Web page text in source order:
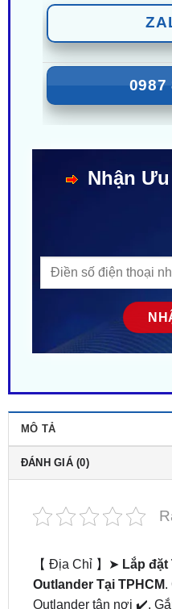
0987
ĐÁNH GIÁ (0)
【 Địa Chỉ 】➤
Lắp
Outlander tận nơi ✔️.
ưu đãi ✔️. ZKar Auto
Thảm lót sàn ViTP xe